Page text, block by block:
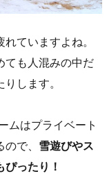
ていますよね。
ても人混みの中だ
します。
ムはプライベート
で、 雪遊びやス
ったり！